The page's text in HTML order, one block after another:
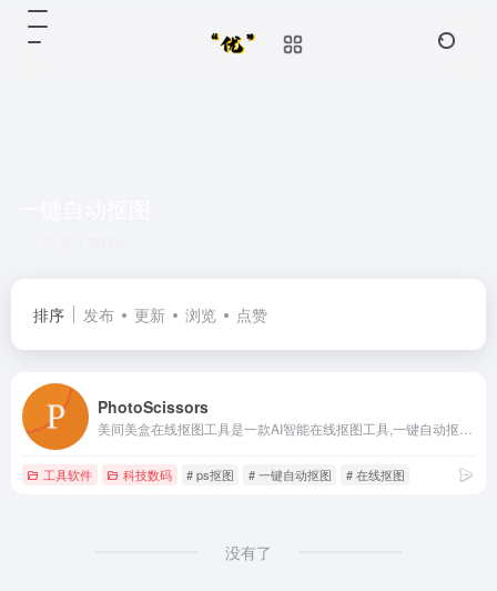
排序 发布 更新 浏览 点赞
PhotoScissors
工具软件 科技数码 # ps抠图 # 一键自动抠图 # 在线抠图
没有了